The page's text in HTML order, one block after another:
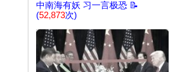
中南海有妖 习一言极恐 📝
(52,873次)